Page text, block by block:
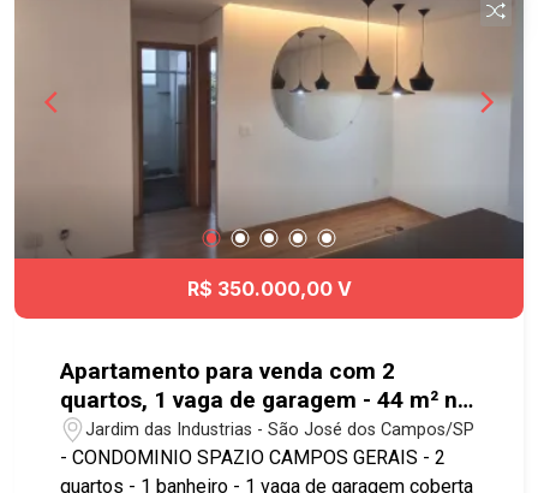
localizado no ponto alto de Urbanova, com fácil
acesso para universidades, escolas, hospital,
restaurantes, padarias, farmácias,
supermercados, comércio e serviços. Ligue e
agende a sua visita! #imobiliaria
#geraçãoimóveis #terrenovenda #SJC
R$ 350.000,00 V
Apartamento para venda com 2
quartos, 1 vaga de garagem - 44 m² no
bairro Jardim das Industrias
Jardim das Industrias - São José dos Campos/SP
- CONDOMINIO SPAZIO CAMPOS GERAIS - 2
quartos - 1 banheiro - 1 vaga de garagem coberta